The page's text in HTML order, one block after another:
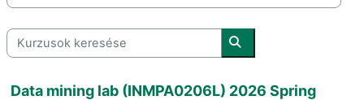
Kurzusok keresése
Kurzusok keresése
Data mining lab (INMPA0206L) 2026 Spring